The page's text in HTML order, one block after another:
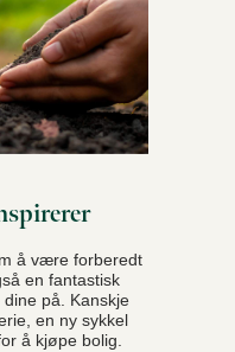
å være forberedt
en fantastisk
på. Kanskje
en ny sykkel
å kjøpe bolig.